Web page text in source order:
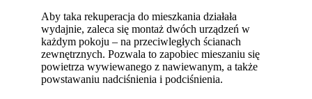
Aby taka rekuperacja do mieszkania działała
wydajnie, zaleca się montaż dwóch urządzeń w
każdym pokoju – na przeciwległych ścianach
zewnętrznych. Pozwala to zapobiec mieszaniu się
powietrza wywiewanego z nawiewanym, a także
powstawaniu nadciśnienia i podciśnienia.